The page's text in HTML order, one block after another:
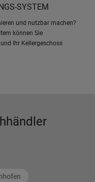
SYSTEM
und nutzbar machen?
können Sie
Ihr Kellergeschoss